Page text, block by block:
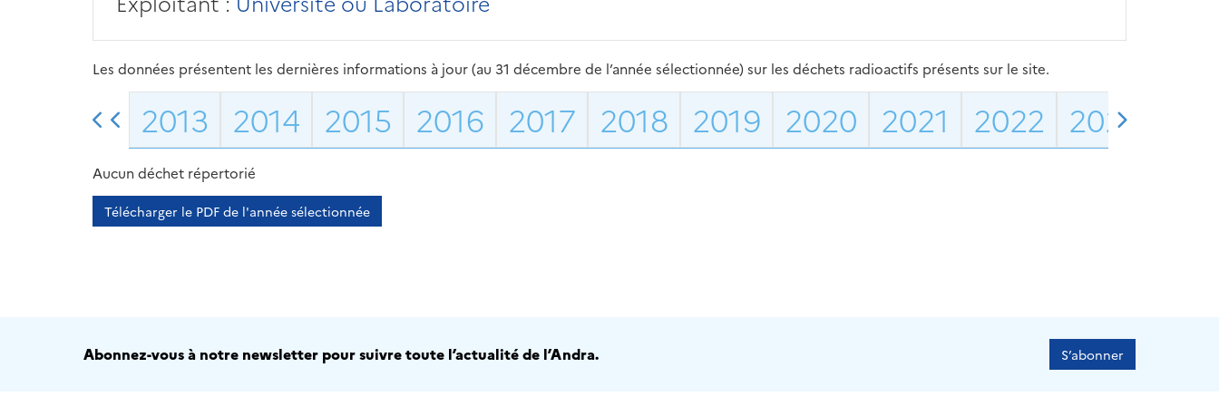
Les données présentent les dernières informations à jour (au 31 décembre de l’année sélectionnée) sur les déchets radioactifs présents sur le site.
2013 2014 2015 2016 2017 2018 2019 2020 2021 2022 2023
Aucun déchet répertorié
Télécharger le PDF de l'année sélectionnée
Abonnez-vous à notre newsletter pour suivre toute l’actualité de l’Andra. S’abonner